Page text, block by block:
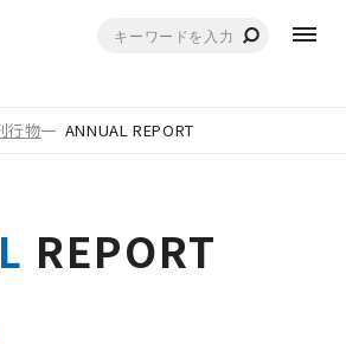
行物 ANNUAL REPORT
REPORT